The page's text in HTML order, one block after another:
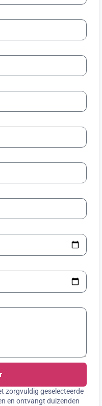
zorgvuldig geselecteerde
en ontvangt duizenden